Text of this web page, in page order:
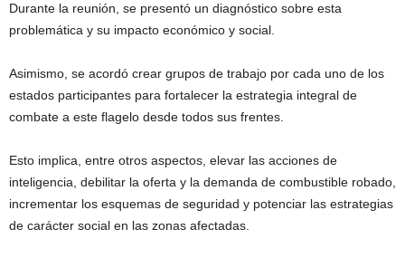
Durante la reunión, se presentó un diagnóstico sobre esta
problemática y su impacto económico y social.
Asimismo, se acordó crear grupos de trabajo por cada uno de los
estados participantes para fortalecer la estrategia integral de
combate a este flagelo desde todos sus frentes.
Esto implica, entre otros aspectos, elevar las acciones de
inteligencia, debilitar la oferta y la demanda de combustible robado,
incrementar los esquemas de seguridad y potenciar las estrategias
de carácter social en las zonas afectadas.